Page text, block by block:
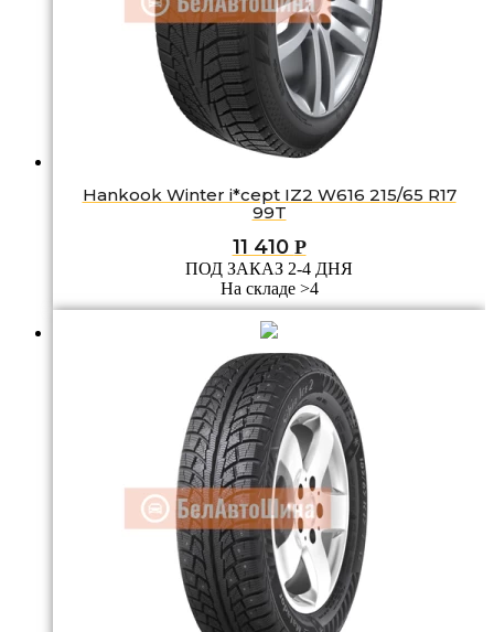
Hankook Winter i*cept IZ2 W616 215/65 R17
99T
11 410 Р
ПОД ЗАКАЗ 2-4 ДНЯ
На складе >4